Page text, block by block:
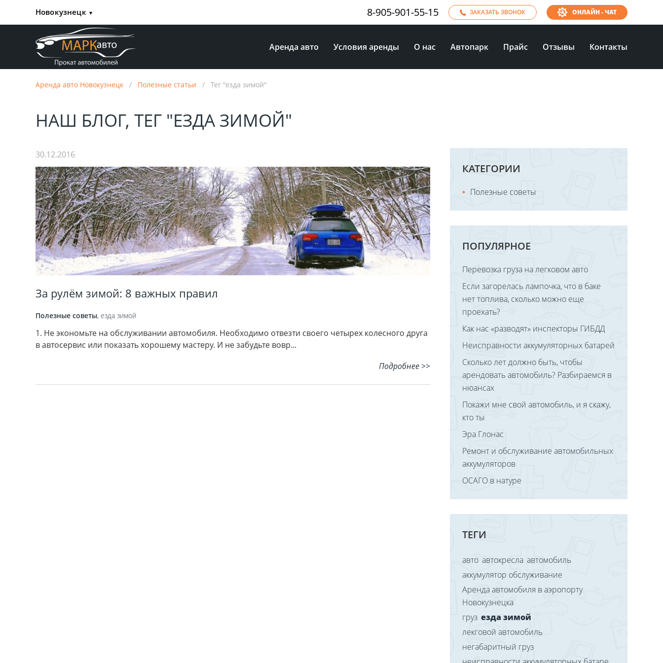
Новокузнецк ▼ 8-905-901-55-15 ЗАКАЗАТЬ ЗВОНОК ОНЛАЙН - ЧАТ
Аренда авто Условия аренды О нас Автопарк Прайс Отзывы Контакты
Аренда авто Новокузнецк / Полезные статьи / Тег "езда зимой"
НАШ БЛОГ, ТЕГ "ЕЗДА ЗИМОЙ"
КАТЕГОРИИ
Полезные советы
ПОПУЛЯРНОЕ
Перевозка груза на легковом авто
Если загорелась лампочка, что в баке
нет топлива, сколько можно еще
проехать?
Как нас «разводят» инспекторы ГИБДД
Неисправности аккумуляторных батарей
Сколько лет должно быть, чтобы
арендовать автомобиль? Разбираемся в
нюансах
Покажи мне свой автомобиль, и я скажу,
кто ты
Эра Глонас
Ремонт и обслуживание автомобильных
аккумуляторов
ОСАГО в натуре
ТЕГИ
авто автокресла автомобиль
аккумулятор обслуживание
Аренда автомобиля в аэропорту
Новокузнецка
груз езда зимой
лекговой автомобиль
негабаритный груз
30.12.2016
За рулём зимой: 8 важных правил
Полезные советы, езда зимой
1. Не экономьте на обслуживании автомобиля. Необходимо отвезти своего четырех колесного друга
в автосервис или показать хорошему мастеру. И не забудьте вовр...
Подробнее >>